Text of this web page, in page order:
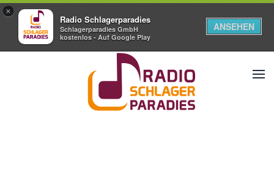
×
Radio Schlagerparadies
Schlagerparadies GmbH
kostenlos - Auf Google Play
ANSEHEN